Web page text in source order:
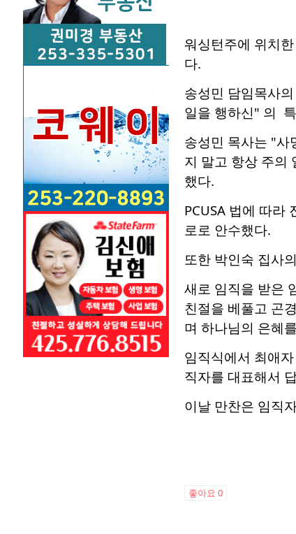
워싱턴주에 위치
다.
송성민 담임목사
일을 행하신" 의
송성민 목사는 "사
지 말고 항상 주의
했다.
PCUSA 법에 따라
로로 안수했다.
또한 박인숙 집사
새로 임직을 받은
친절을 베풀고 곤
며 하나님의 은혜
임직식에서 최애
직자를 대표해서
이날 만찬은 임직
좋아요 0